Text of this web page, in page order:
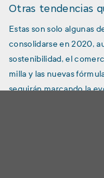
Otras tendencias
Estas son solo algunas
consolidarse en 2020,
sostenibilidad, el
milla y las nuevas
seguirán marcando la